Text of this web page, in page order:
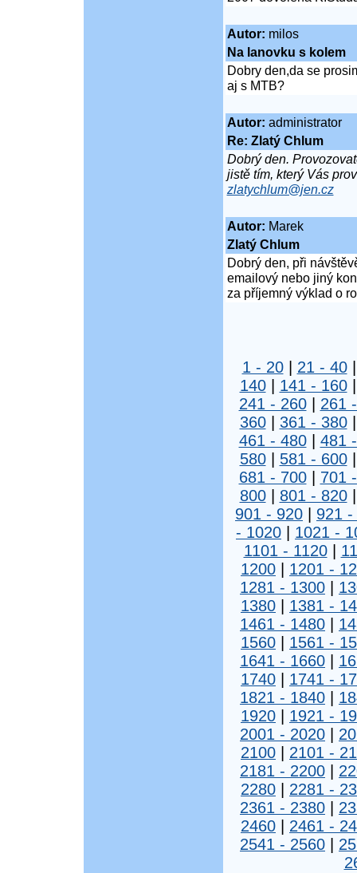
Autor: milos
Na lanovku s kolem
Dobry den,da se
aj s MTB?
Autor: administrator
Re: Zlatý Chlum
Dobrý den.
jistě tím, který Vás
zlatychlum@jen.cz
Autor: Marek
Zlatý Chlum
Dobrý den, při
emailový nebo jiný
za příjemný výklad o
1 - 20| 21 - 40
140| 141 - 160
241 - 260| 261
360| 361 - 380
461 - 480| 481
580| 581 - 600
681 - 700| 701
800| 801 - 820
901 - 920
921 -
- 1020
1021 -
1101 - 1120|
1200
1201 -
1281 - 1300
1380
1381 -
1461 - 1480
1560
1561 -
1641 - 1660
1740
1741 -
1821 - 1840
1920
1921 -
2001 - 2020
2100
2101 -
2181 - 2200
2280
2281 -
2361 - 2380
2460
2461 -
2541 - 2560